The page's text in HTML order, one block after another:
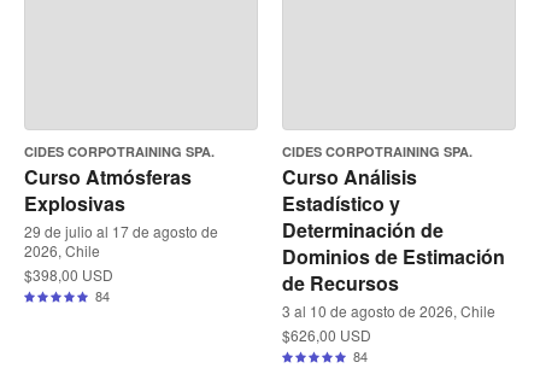
CIDES CORPOTRAINING SPA.
Curso Atmósferas
Explosivas
29 de julio al 17 de agosto de
2026, Chile
$398,00 USD
84
CIDES CORPOTRAINING SPA.
Curso Análisis
Estadístico y
Determinación de
Dominios de Estimación
de Recursos
3 al 10 de agosto de 2026, Chile
$626,00 USD
84